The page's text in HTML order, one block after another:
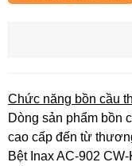
Chức năng bồn cầu
Dòng sản phẩm bồn
cao cấp đến từ
Bệt Inax AC-902